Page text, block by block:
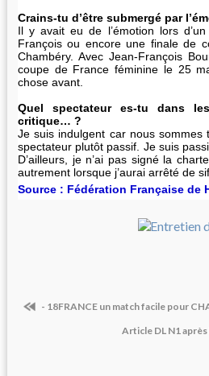
Crains-tu d’être submergé par
Il y avait eu de l’émotion lors
François ou encore une finale de
Chambéry. Avec Jean-François
coupe de France féminine le 25
chose avant.
Quel spectateur es-tu dans
critique… ?
Je suis indulgent car nous
spectateur plutôt passif. Je suis
D’ailleurs, je n’ai pas signé la
autrement lorsque j’aurai arrêté de
Source : Fédération Française de
- 18FRANCE un match facile pour
Article DL N1